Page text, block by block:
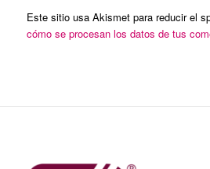
Este sitio usa Akismet para reducir el
cómo se procesan los datos de tus